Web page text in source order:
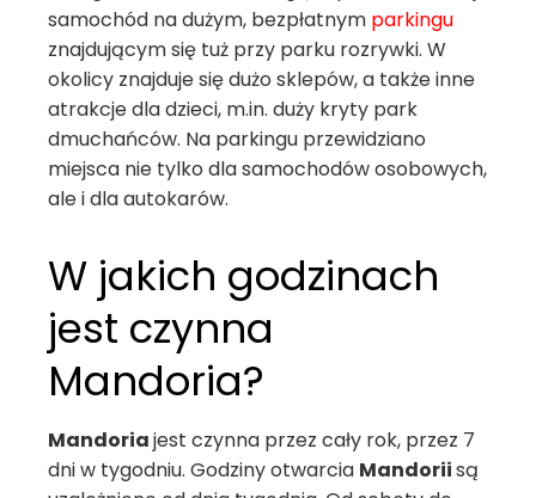
samochód na dużym, bezpłatnym parkingu
znajdującym się tuż przy parku rozrywki. W
okolicy znajduje się dużo sklepów, a także inne
atrakcje dla dzieci, m.in. duży kryty park
dmuchańców. Na parkingu przewidziano
miejsca nie tylko dla samochodów osobowych,
ale i dla autokarów.
W jakich godzinach
jest czynna
Mandoria?
Mandoriajest czynna przez cały rok, przez 7
dni w tygodniu. Godziny otwarcia Mandoriisą